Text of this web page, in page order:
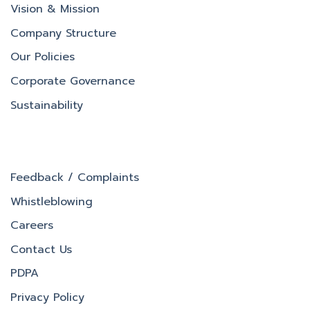
Vision & Mission
Company Structure
Our Policies
Corporate Governance
Sustainability
Feedback / Complaints
Whistleblowing
Careers
Contact Us
PDPA
Privacy Policy